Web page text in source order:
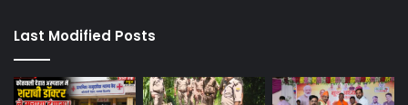
Last Modified Posts